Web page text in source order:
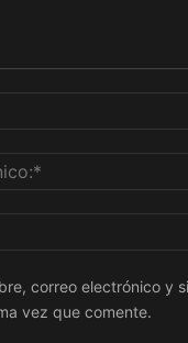
correo electrónico y
vez que comente.